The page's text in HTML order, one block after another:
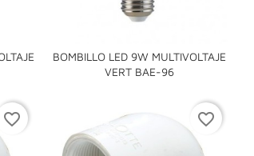
BOMBILLO LED 9W MULTIVOLTAJE
VERT BAE-96

favorite_border favorite_border